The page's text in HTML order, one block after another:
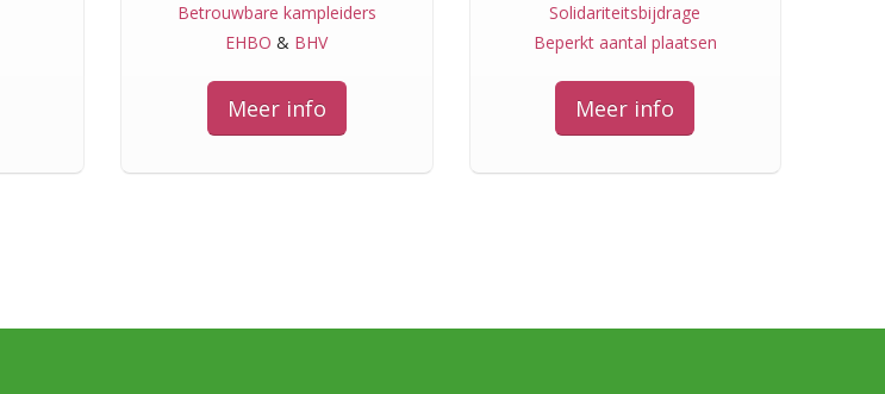
Betrouwbare kampleiders
EHBO & BHV
Meer info
Solidariteitsbijdrage
Beperkt aantal plaatsen
Meer info